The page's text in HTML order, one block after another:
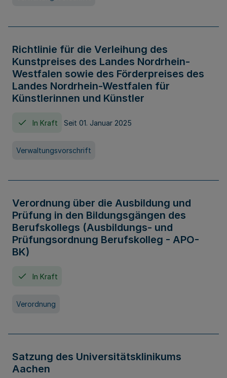
Richtlinie für die Verleihung des
Kunstpreises des Landes Nordrhein-
Westfalen sowie des Förderpreises des
Landes Nordrhein-Westfalen für
Künstlerinnen und Künstler
In Kraft Seit 01. Januar 2025
Verwaltungsvorschrift
Verordnung über die Ausbildung und
Prüfung in den Bildungsgängen des
Berufskollegs (Ausbildungs- und
Prüfungsordnung Berufskolleg - APO-
BK)
In Kraft
Verordnung
Satzung des Universitätsklinikums
Aachen